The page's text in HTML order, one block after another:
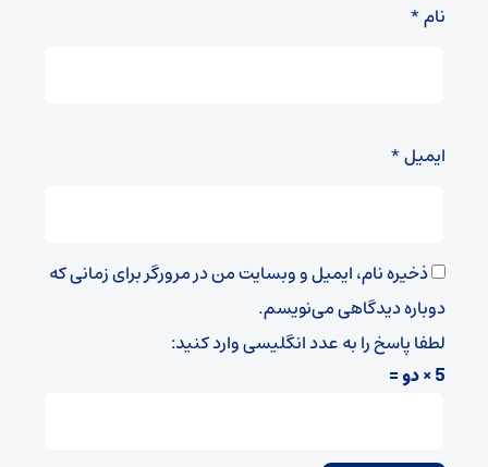
نام*
ایمیل*
ذخیره نام، ایمیل و وبسایت من در مرورگر برای زمانی که
دوباره دیدگاهی می‌نویسم.
لطفا پاسخ را به عدد انگلیسی وارد کنید:
5 × دو =